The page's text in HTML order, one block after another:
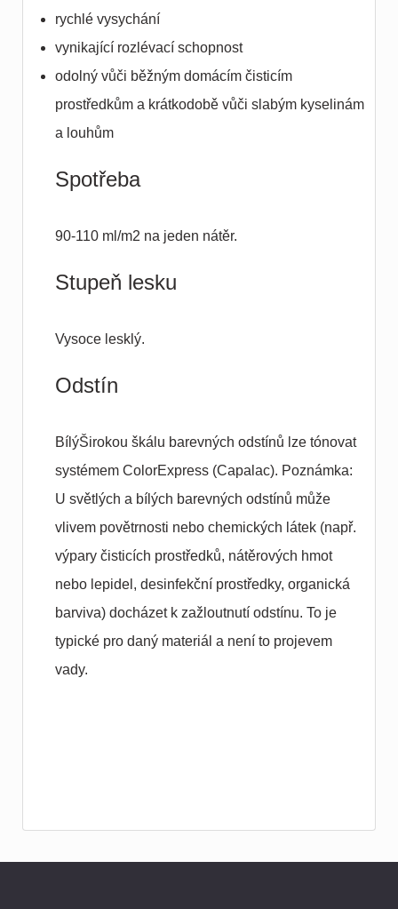
rychlé vysychání
vynikající rozlévací schopnost
odolný vůči běžným domácím čisticím
prostředkům a krátkodobě vůči slabým kyselinám
a louhům
Spotřeba
90-110 ml/m2 na jeden nátěr.
Stupeň lesku
Vysoce lesklý.
Odstín
BílýŠirokou škálu barevných odstínů lze tónovat
systémem ColorExpress (Capalac). Poznámka:
U světlých a bílých barevných odstínů může
vlivem povětrnosti nebo chemických látek (např.
výpary čisticích prostředků, nátěrových hmot
nebo lepidel, desinfekční prostředky, organická
barviva) docházet k zažloutnutí odstínu. To je
typické pro daný materiál a není to projevem
vady.